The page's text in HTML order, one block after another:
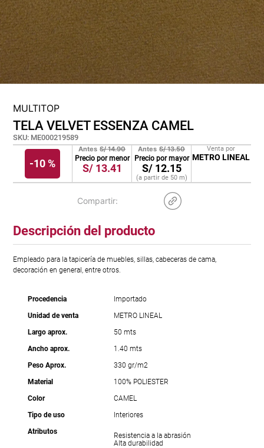
MULTITOP
TELA VELVET ESSENZA CAMEL
SKU: ME000219589
-10 %
Antes S/14.90
Precio por menor
S/ 13.41
Antes S/13.50
Precio por mayor
S/ 12.15
(a partir de 50 m)
Venta por
METRO LINEAL
Descripción del producto
Empleado para la tapicería de muebles, sillas, cabeceras de cama,
decoración en general, entre otros.
Procedencia
Importado
Unidad de venta
METRO LINEAL
Largo aprox.
50 mts
Ancho aprox.
1.40 mts
Peso Aprox.
330 gr/m2
Material
100% POLIESTER
Color
CAMEL
Tipo de uso
Interiores
Atributos
Resistencia a la abrasión
Alta durabilidad
cojin
pisos
plastico